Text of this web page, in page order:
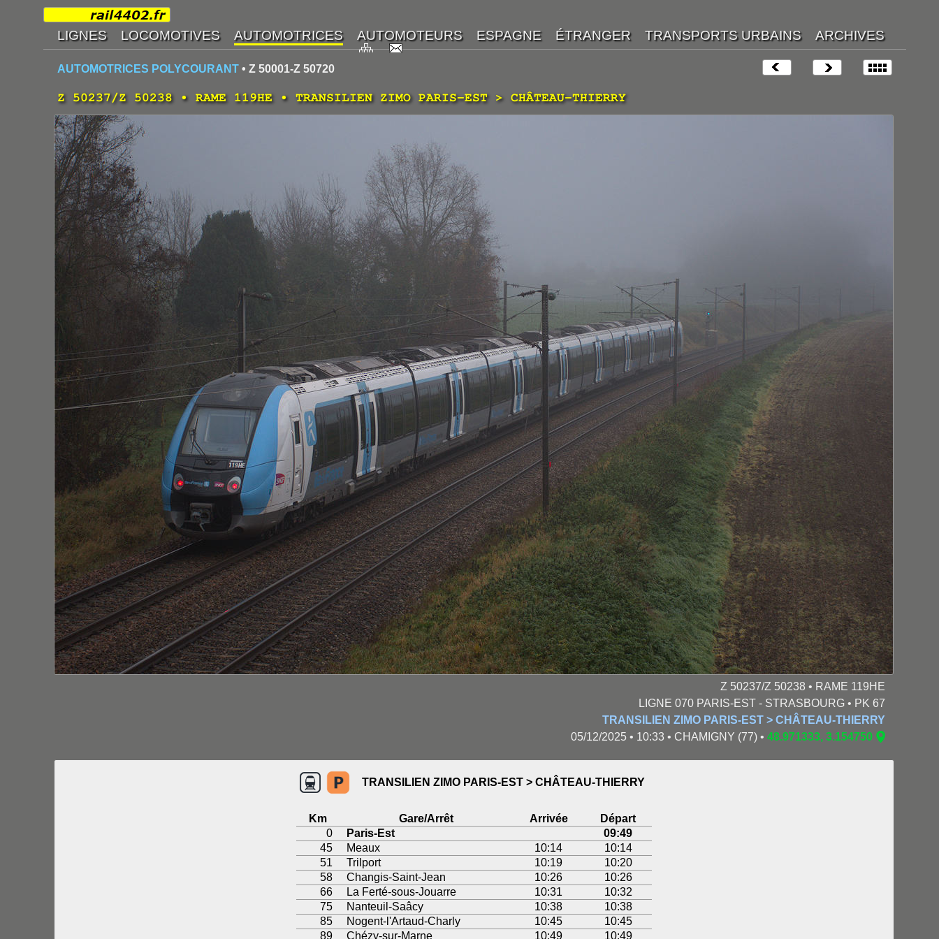
AUTOMOTRICES POLYCOURANT • Z 50001-Z 50720
Z 50237/Z 50238 • RAME 119HE • TRANSILIEN ZIMO PARIS-EST > CHÂTEAU-THIERRY
Z 50237/Z 50238 • RAME 119HE
LIGNE 070 PARIS-EST - STRASBOURG • PK 67
TRANSILIEN ZIMO PARIS-EST > CHÂTEAU-THIERRY
05/12/2025 • 10:33 • CHAMIGNY (77) • 48.971333, 3.154750
TRANSILIEN ZIMO PARIS-EST > CHÂTEAU-THIERRY
Km Gare/Arrêt Arrivée
Départ
0
Paris-Est
09:49
45
Meaux 10:14
10:14
51
Trilport 10:19
10:20
58
Changis-Saint-Jean 10:26
10:26
66
La Ferté-sous-Jouarre 10:31
10:32
75
Nanteuil-Saâcy 10:38
10:38
85
Nogent-l'Artaud-Charly 10:45
10:45
89
Chézy-sur-Marne 10:49 10:49